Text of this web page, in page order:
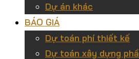
Dự án khác
BÁO GIÁ
Dự toán phí thiết kế
Dự toán xây dựng